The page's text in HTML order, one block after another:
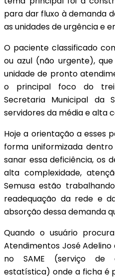
para dar fluxo à demanda
as unidades de urgência e
O paciente classificado
ou azul (não urgente),
unidade de pronto
o principal foco do
Secretaria Municipal da
servidores da média e alta
Hoje a orientação a esses
forma uniformizada
sanar essa deficiência, os
alta complexidade,
Semusa estão
readequação da rede e
absorção dessa demanda
Quando o usuário
Atendimentos José
no SAME (serviço de
estatística) onde a ficha é